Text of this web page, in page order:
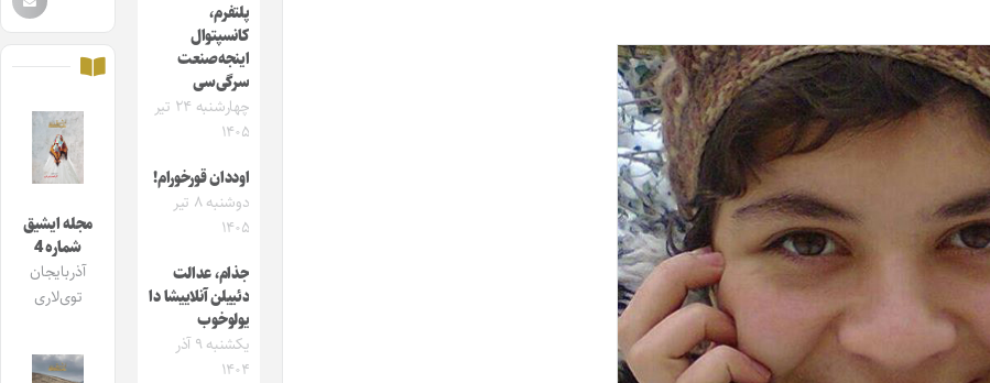
پلتفرم،
کانسپتوال
اینجه‌صنعت
سرگی‌سی
چهارشنبه ۲۴ تیر
۱۴۰۵
اوددان قورخورام!
دوشنبه ۸ تیر
۱۴۰۵
جذام، عدالت
دئییلن آنلاییشا دا
یولوخوب
یکشنبه ۹ آذر
۱۴۰۴
مجله ایشیق
شماره 4
آذربایجان
توی‌لاری